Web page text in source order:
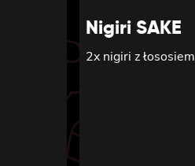
Nigiri SAKE
2x nigiri z łososiem